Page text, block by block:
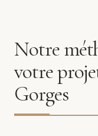
Notre
votre
Gorges